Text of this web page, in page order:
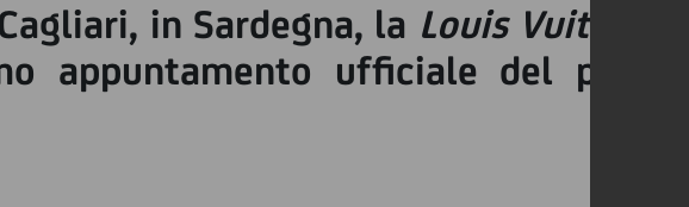
in Sardegna, la Louis Vuitton
appuntamento ufficiale del